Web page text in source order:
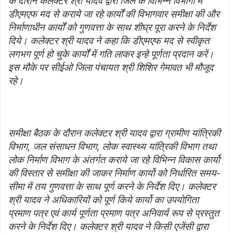
डीएमएफ मद से कराये जा रहे कार्यों की विभागवार समीक्षा की और
निर्माणाधीन कार्यों को गुणवत्ता के साथ शीघ्र पूरा करने के निर्देश
दिये। कलेक्टर श्री यादव ने कहा कि डीएमएफ मद से स्वीकृत
लगभग पूर्ण हो चुके कार्यों में गति लाकर इन्हे पूर्णता प्रदान करें।
इस मौके पर सीईओ जिला पंचायत श्री शिशिर गेमावत भी मौजूद
रहे।
समीक्षा बैठक के दौरान कलेक्टर श्री यादव द्वारा ग्रामीण यांत्रिकी
विभाग, जल संसाधन विभाग, लोक स्वास्थ्य यांत्रिकी विभाग तथा
लोक निर्माण विभाग के अंतर्गत कराये जा रहे विभिन्न विकास कार्यो
की विस्तार से समीक्षा की जाकर निर्माण कार्यो को निर्धारित समय-
सीमा में तय गुणवत्ता के साथ पूर्ण करने के निर्देश दिए। कलेक्टर
श्री यादव ने अधिकारियों को पूर्ण किये कार्यो का उपयोगिता
प्रमाण पत्र एवं कार्य पूर्णता प्रमाण पत्र अनिवार्य रूप से प्रस्तुत
करने के निर्देश दिए। कलेक्टर श्री यादव ने किसी एजेंसी द्वारा